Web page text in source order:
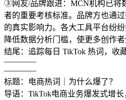
③网友/品牌跟进：MCN机构已将
者的重要考核标准。品牌方也通
的真实影响力。各大工具平台纷
降低数据分析门槛，使更多创作者
结尾：追踪每日 TikTok 热词，收
————
————
标题：电商热词｜为什么爆了？
导语：TikTok电商业务爆发式增